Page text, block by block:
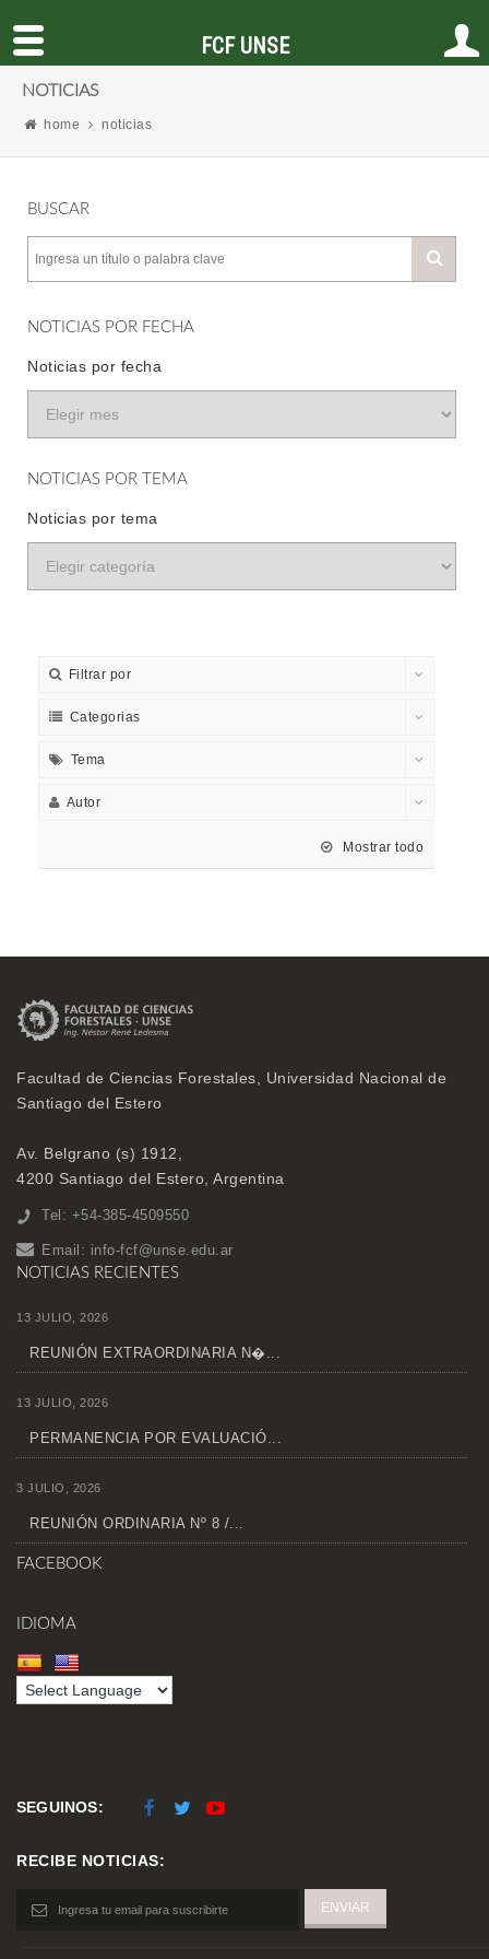
NOTICIAS
home noticias
BUSCAR
NOTICIAS POR FECHA
Noticias por fecha
NOTICIAS POR TEMA
Noticias por tema
Filtrar por
Categorias
Tema
Autor
Mostrar todo
Facultad de Ciencias Forestales, Universidad Nacional de
Santiago del Estero
Av. Belgrano (s) 1912,
4200 Santiago del Estero, Argentina
Tel: +54-385-4509550
Email: info-fcf@unse.edu.ar
NOTICIAS RECIENTES
13 JULIO, 2026
REUNIÓN EXTRAORDINARIA N�...
13 JULIO, 2026
PERMANENCIA POR EVALUACIÓ...
3 JULIO, 2026
REUNIÓN ORDINARIA Nº 8 /...
FACEBOOK
IDIOMA
SEGUINOS:
RECIBE NOTICIAS:
FCF UNSE